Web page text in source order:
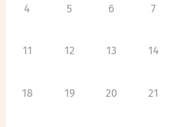
4 5 6 7
11 12 13 14
18 19 20 21